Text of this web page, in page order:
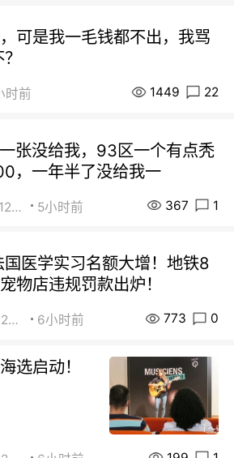
可是我一毛钱都不出，我骂
时前 1449 22
张没给我，93区一个有点秃
，一年半了没给我一
街友42612092 5小时前 367 1
医学实习名额大增！地铁8
物店违规罚款出炉！
长乐未央2015 6小时前 773 0
选启动！